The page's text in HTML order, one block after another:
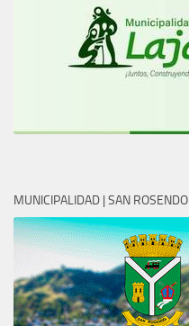
MUNICIPALIDAD | SAN ROSENDO